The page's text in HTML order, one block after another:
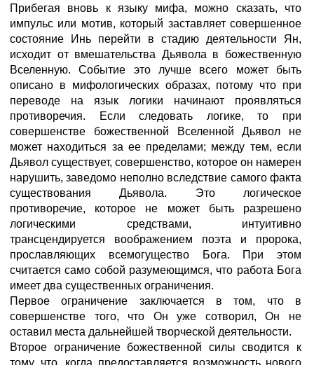
Прибегая вновь к языку мифа, можно сказать, что
импульс или мотив, который заставляет совершенное
состояние Инь перейти в стадию деятельности Ян,
исходит от вмешательства Дьявола в божественную
Вселенную. Событие это лучше всего может быть
описано в мифологических образах, потому что при
переводе на язык логики начинают проявляться
противоречия. Если следовать логике, то при
совершенстве божественной Вселенной Дьявол не
может находиться за ее пределами; между тем, если
Дьявол существует, совершенство, которое он намерен
нарушить, заведомо неполно вследствие самого факта
существования Дьявола. Это логическое
противоречие, которое не может быть разрешено
логическими средствами, интуитивно
трансцендируется воображением поэта и пророка,
прославляющих всемогущество Бога. При этом
считается само собой разумеющимся, что работа Бога
имеет два существенных ограничения.
Первое ограничение заключается в том, что в
совершенстве того, что Он уже сотворил, Он не
оставил места дальнейшей творческой деятельности.
Второе ограничение божественной силы сводится к
тому, что, когда предоставляется возможность нового